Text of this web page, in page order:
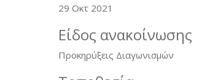
29 Οκτ 2021
Είδος ανακοίνωσης
Προκηρύξεις Διαγωνισμών